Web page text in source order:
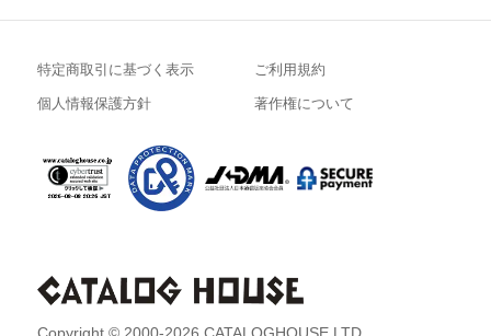
Copyright © 2000-2026 CATALOGHOUSE LTD.
特定商取引に基づく表示 ご利用規約
個人情報保護方針 著作権について